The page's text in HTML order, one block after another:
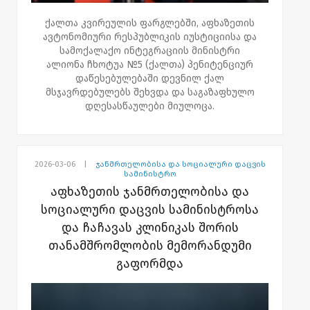
ქალთა კვირეულის ფარგლებში, აფხაზეთის
ავტონომიური რესპუბლიკის იუსტიციისა და
სამოქალაქო ინტეგრაციის მინისტრი
ალიონა ჩხოტუა №5 (ქალთა) პენიტენციურ
დაწესებულებაში დევნილ ქალ
მსჯავრდებულებს შეხვდა და საგაზაფხულო
დღესასწაულები მიულოცა.
ალიონა ჩხოტუამ მათ სამინისტროს
საქმიანობა და ის მიმართულებები გააცნო,
რომლებიც დევნილი მსჯავრდებულების
მხარდაჭერასა და მათი რესოციალიზაციის
ხელშეწყობას უკავშირდება. საუბარი შეეხო
ასევე სამინისტროს მიერ დაგეგმილ
სამომავლო პროექტებსაც.
“დღეს №5 პენიტენციურ დაწესებულებაში
მოვინახულეთ აფხაზეთიდან დევნილი ქალი
2026-03-06|
ჯანმრთელობისა და სოციალური დაცვის
სამინისტრო
აფხაზეთის ჯანმრთელობისა და
სოციალური დაცვის სამინისტროსა
და ჩაჩავას კლინიკას შორის
თანამშრომლობის მემორანდუმი
გაფორმდა